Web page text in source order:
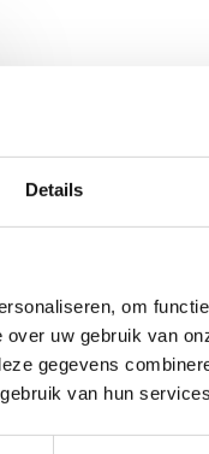
Details
om
uw gebruik van
gegevens
van hun